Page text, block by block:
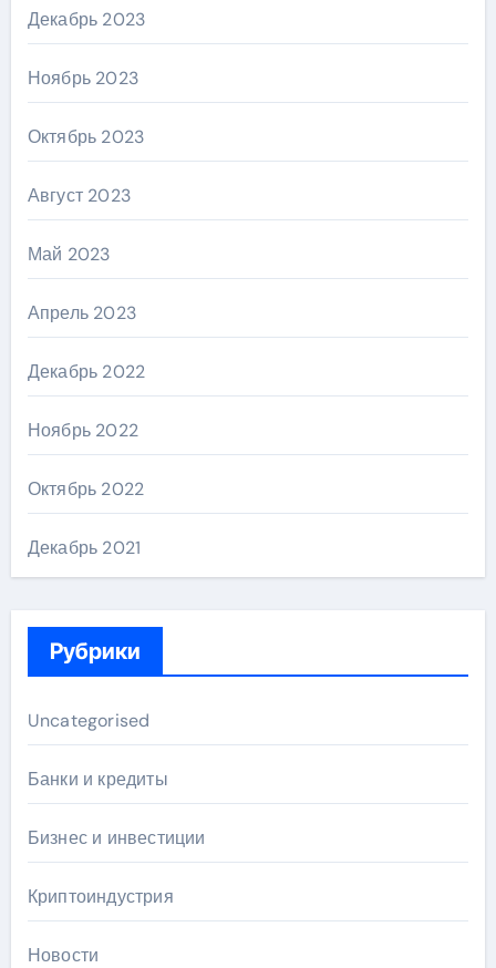
Декабрь 2023
Ноябрь 2023
Октябрь 2023
Август 2023
Май 2023
Апрель 2023
Декабрь 2022
Ноябрь 2022
Октябрь 2022
Декабрь 2021
Рубрики
Uncategorised
Банки и кредиты
Бизнес и инвестиции
Криптоиндустрия
Новости